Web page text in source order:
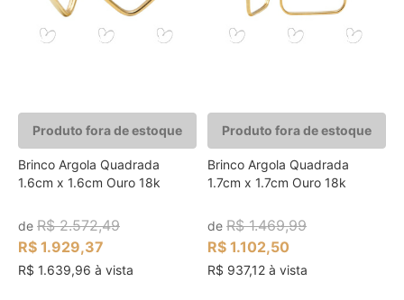
Produto fora de estoque
Brinco Argola Quadrada
1.6cm x 1.6cm Ouro 18k
de R$ 2.572,49
R$ 1.929,37
R$ 1.639,96 à vista
Produto fora de estoque
Brinco Argola Quadrada
1.7cm x 1.7cm Ouro 18k
deR$ 1.469,99
R$ 1.102,50
R$ 937,12 à vista